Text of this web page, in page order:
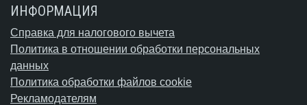
ИНФОРМАЦИЯ
Справка для налогового вычета
Политика в отношении обработки персональных
данных
Политика обработки файлов cookie
Рекламодателям